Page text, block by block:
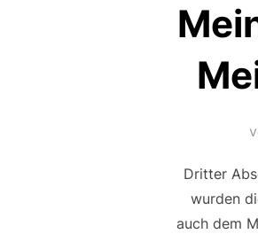
Dritter
wurden
auch dem